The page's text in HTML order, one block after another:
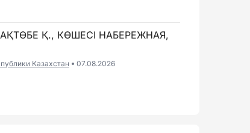
Қ., КӨШЕСІ НАБЕРЕЖНАЯ,
Казахстан 07.08.2026